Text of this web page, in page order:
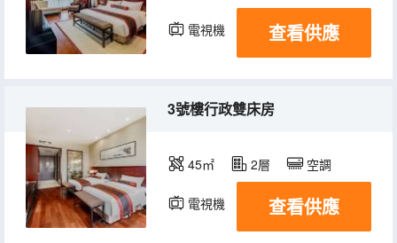
電視機 冰箱
查看供應
3號樓行政雙床房
45㎡ 2層 空調
電視機 冰箱
查看供應